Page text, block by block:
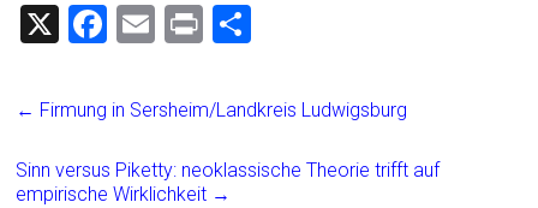
X
F
ce
o
E
ai
Pr
t
e
← Firmung in Sersheim/Landkreis Ludwigsburg
Sinn versus Piketty: neoklassische Theorie trifft auf
empirische Wirklichkeit →